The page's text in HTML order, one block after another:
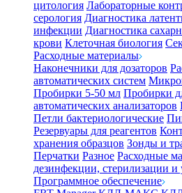
цитология Лабораторные
серология Диагностика
инфекции Диагностика
крови Клеточная биология
Расходные материалы
Наконечники для дозаторов
автоматических систем
Пробирки 5-50 мл Пробирки
автоматических анализаторов
Петли бактериологические
Резервуары для реагентов
хранения образцов Зонды и
Перчатки Разное Расходные
дезинфекции, стерилизации и
Программное обеспечение